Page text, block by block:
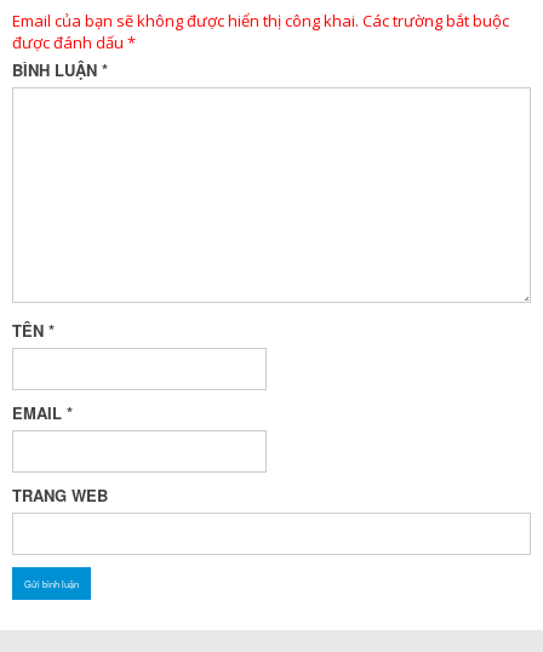
Email của bạn sẽ không được hiển thị công khai. Các trường bắt buộc
được đánh dấu *
BÌNH LUẬN *
TÊN *
EMAIL *
TRANG WEB